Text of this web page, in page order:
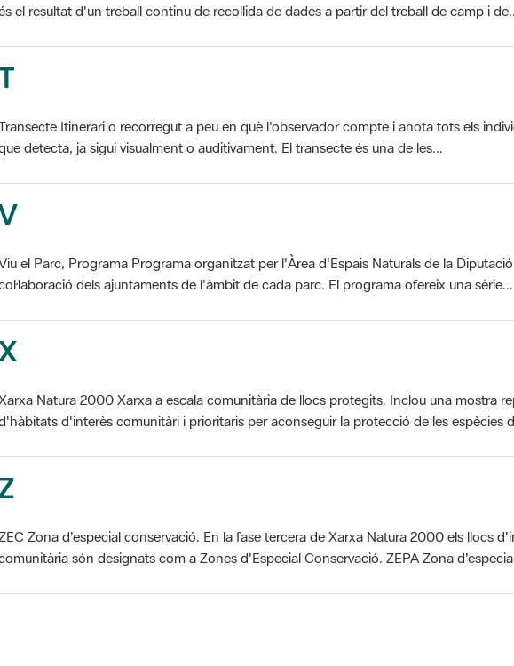
el resultat d'un treball continu de recollida de dades a partir del treball de camp i
Itinerari o recorregut a peu en què l'observador compte i anota tots els
detecta, ja sigui visualment o auditivament. El transecte és una de les...
el Parc, Programa Programa organitzat per l'Àrea d'Espais Naturals de la
dels ajuntaments de l'àmbit de cada parc. El programa ofereix una sèrie...
Natura 2000 Xarxa a escala comunitària de llocs protegits. Inclou una mostra
d'interès comunitàri i prioritaris per aconseguir la protecció de les espècies
Zona d'especial conservació. En la fase tercera de Xarxa Natura 2000 els llocs
són designats com a Zones d'Especial Conservació. ZEPA Zona